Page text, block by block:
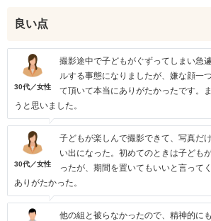
良い点
30代／女性
撮影途中で子どもがぐずってしまい急
ルする事態になりましたが、嫌な顔一
て頂いて本当にありがたかったです。
うと思いました。
30代／女性
子どもが楽しんで撮影できて、写真だ
い出になった。初めてのときは子ども
ったが、期間を置いてもいいと言って
ありがたかった。
他の組と被らなかったので、精神的に